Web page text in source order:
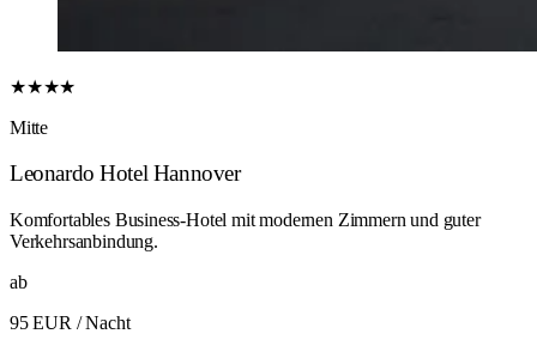
★★★★
Mitte
Leonardo Hotel Hannover
Komfortables Business-Hotel mit modernen Zimmern und guter
Verkehrsanbindung.
ab
95 EUR / Nacht